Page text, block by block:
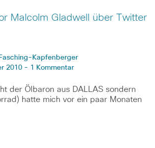
Malcolm Gladwell über Twitter
Kapfenberger
2010 - 1 Kommentar
der Ölbaron aus DALLAS sondern
hatte mich vor ein paar Monaten